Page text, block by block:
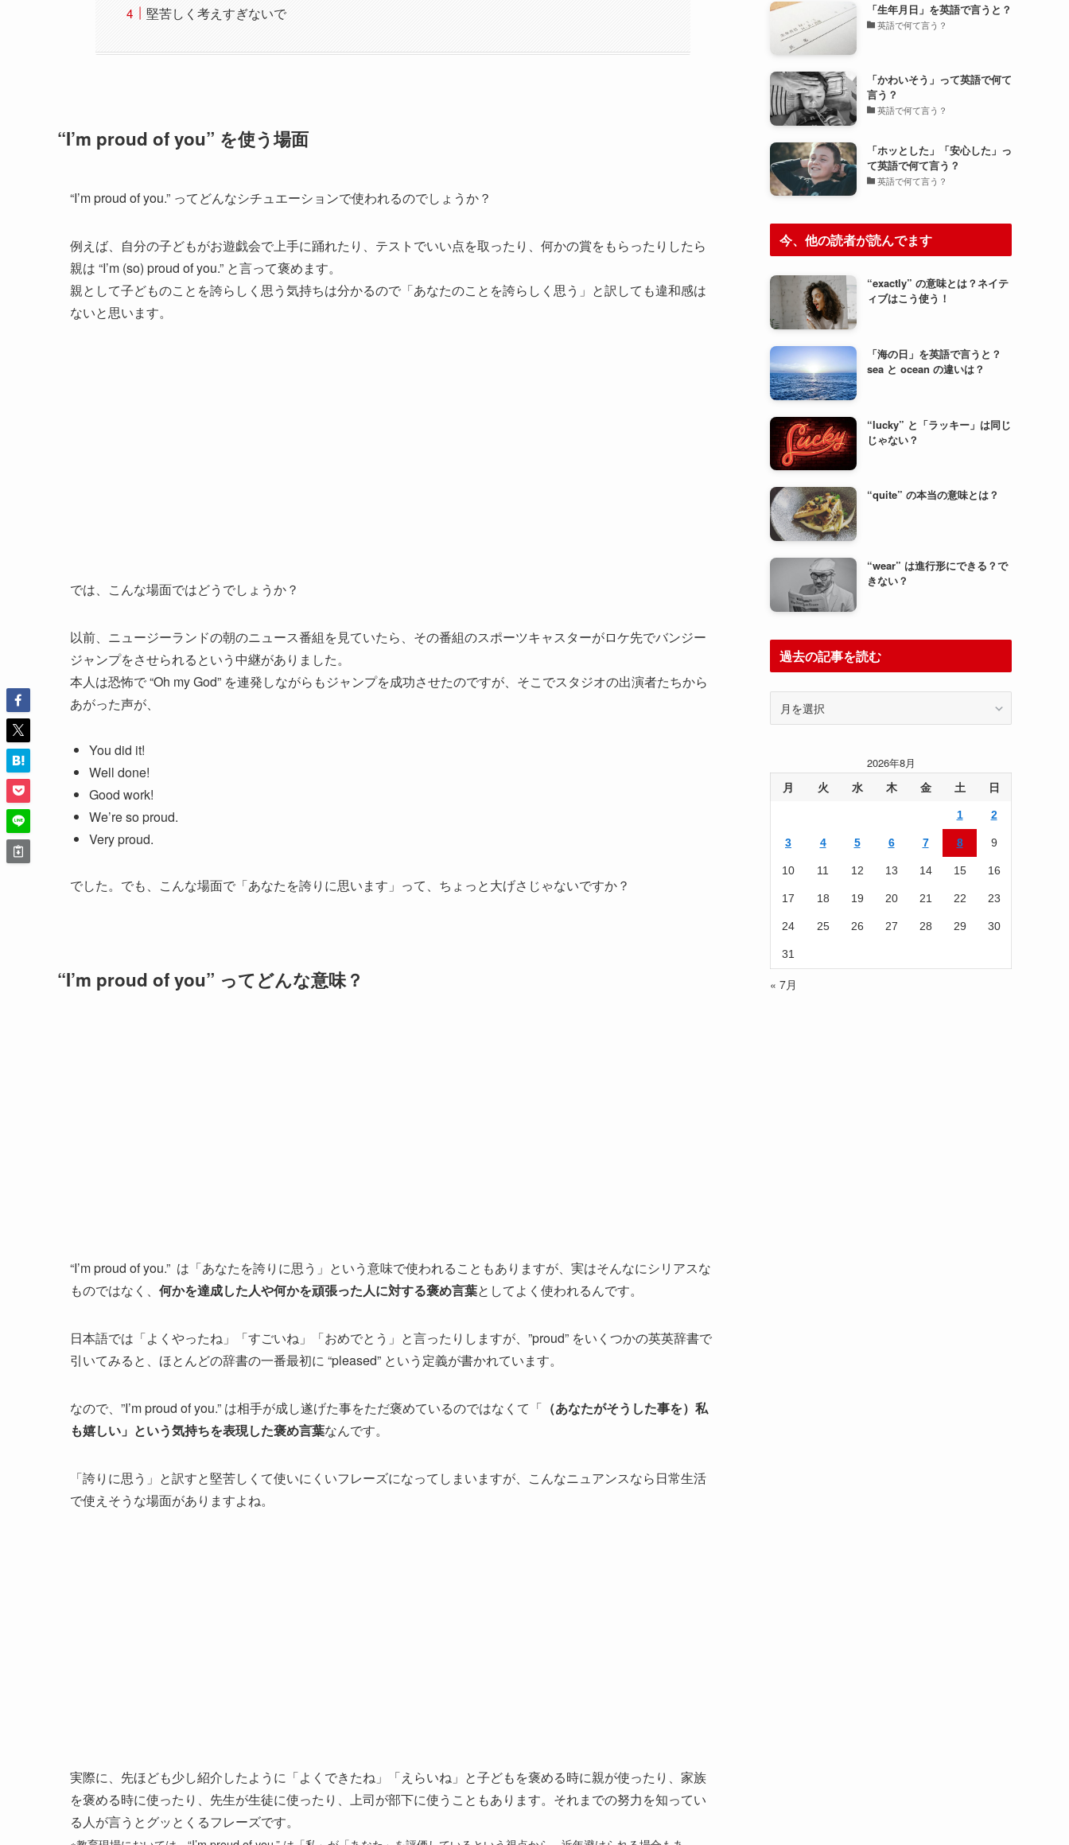
堅苦しく考えすぎないで
“I’m proud of you” を使う場面
“I’m proud of you.” ってどんなシチュエーションで使われるのでしょうか？
例えば、自分の子どもがお遊戯会で上手に踊れたり、テストでいい点を取ったり、何かの賞をもらったりしたら
親は “I’m (so) proud of you.” と言って褒めます。
親として子どものことを誇らしく思う気持ちは分かるので「あなたのことを誇らしく思う」と訳しても違和感は
ないと思います。
では、こんな場面ではどうでしょうか？
以前、ニュージーランドの朝のニュース番組を見ていたら、その番組のスポーツキャスターがロケ先でバンジー
ジャンプをさせられるという中継がありました。
本人は恐怖で “Oh my God” を連発しながらもジャンプを成功させたのですが、そこでスタジオの出演者たちから
あがった声が、
You did it!
Well done!
Good work!
We’re so proud.
Very proud.
でした。でも、こんな場面で「あなたを誇りに思います」って、ちょっと大げさじゃないですか？
“I’m proud of you” ってどんな意味？
“I’m proud of you.” は「あなたを誇りに思う」という意味で使われることもありますが、実はそんなにシリアスな
ものではなく、 何かを達成した人や何かを頑張った人に対する褒め言葉としてよく使われるんです。
日本語では「よくやったね」「すごいね」「おめでとう」と言ったりしますが、”proud” をいくつかの英英辞書で
引いてみると、ほとんどの辞書の一番最初に “pleased” という定義が書かれています。
なので、”I’m proud of you.” は相手が成し遂げた事をただ褒めているのではなくて「 （あなたがそうした事を）私
も嬉しい」という気持ちを表現した褒め言葉なんです。
「誇りに思う」と訳すと堅苦しくて使いにくいフレーズになってしまいますが、こんなニュアンスなら日常生活
で使えそうな場面がありますよね。
実際に、先ほども少し紹介したように「よくできたね」「えらいね」と子どもを褒める時に親が使ったり、家族
を褒める時に使ったり、先生が生徒に使ったり、上司が部下に使うこともあります。それまでの努力を知ってい
る人が言うとグッとくるフレーズです。
「生年月日」を英語で言うと？
英語で何て言う？
「かわいそう」って英語で何て
言う？
英語で何て言う？
「ホッとした」「安心した」っ
て英語で何て言う？
英語で何て言う？
今、他の読者が読んでます
“exactly” の意味とは？ネイテ
ィブはこう使う！
「海の日」を英語で言うと？
sea と ocean の違いは？
“lucky” と「ラッキー」は同じ
じゃない？
“quite” の本当の意味とは？
“wear” は進行形にできる？で
きない？
過去の記事を読む
事
2026年8月
月 火 水 木 金 土 日
1 2
3 4 5 6 7 8 9
10 11 12 13 14 15 16
17 18 19 20 21 22 23
24 25 26 27 28 29 30
31
« 7月